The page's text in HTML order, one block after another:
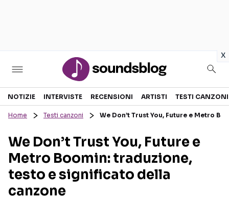
x
Sezioni
RECENSIONI MUSICALI
INTERVISTE
GOSSIP E CURIOSITÀ
TESTI CANZONI
TOUR ED EVENTI
TALENT SHOW
NOTIZIE INTERVISTE RECENSIONI ARTISTI TESTI CANZONI
Home Testi canzoni We Don’t Trust You, Future e Metro
We Don’t Trust You, Future e
Metro Boomin: traduzione,
testo e significato della
canzone